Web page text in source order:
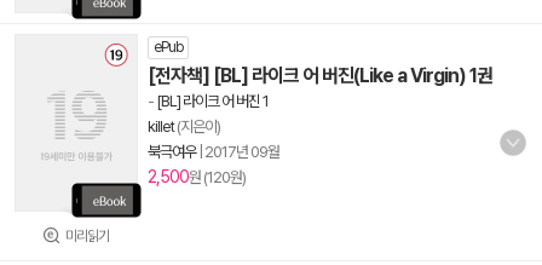
미리읽기
ePub
[전자책] [BL] 라이크 어 버진(Like a Virgin) 1권
- [BL] 라이크 어 버진 1
killet(지은이)
북극여우| 2017년 09월
2,500원 (120원)